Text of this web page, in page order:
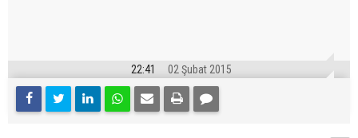
22:41 02 Şubat 2015